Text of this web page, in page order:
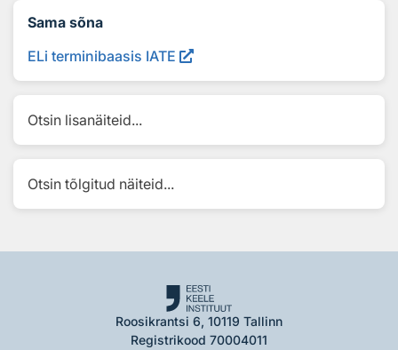
Sama sõna
ELi terminibaasis IATE
Otsin lisanäiteid...
Otsin tõlgitud näiteid...
Roosikrantsi 6, 10119 Tallinn
Registrikood 70004011